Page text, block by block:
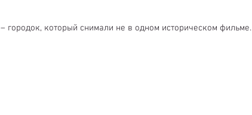
– городок, который снимали не в одном историческом фильме.